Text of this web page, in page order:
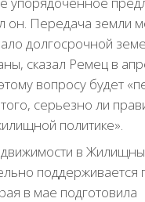
он. Передача земли
долгосрочной
сказал Ремец в
вопросу будет
серьезно ли
политике».
в
поддерживается
в мае подготовила